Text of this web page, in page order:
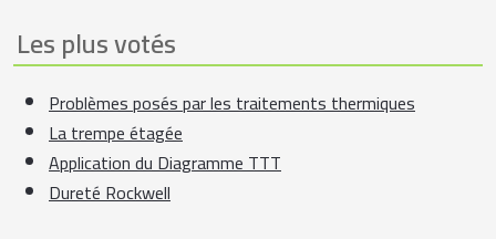
Les plus votés
Problèmes posés par les traitements thermiques
La trempe étagée
Application du Diagramme TTT
Dureté Rockwell